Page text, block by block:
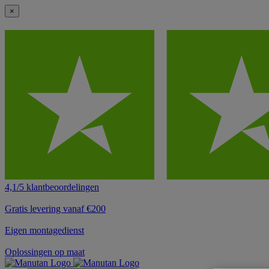
×
4,1/5 klantbeoordelingen
Gratis levering vanaf €200
Eigen montagedienst
Oplossingen op maat